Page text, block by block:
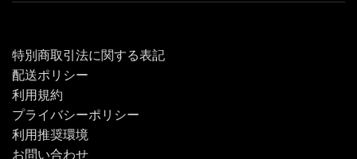
特別商取引法に関する表記
配送ポリシー
利用規約
プライバシーポリシー
利用推奨環境
お問い合わせ